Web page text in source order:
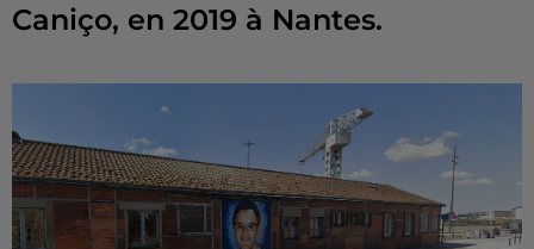
Caniço, en 2019 à Nantes.